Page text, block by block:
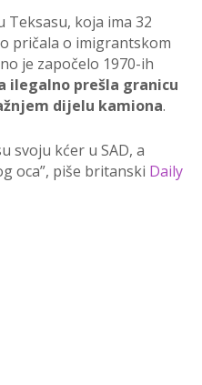
Teksasu, koja ima 32
pričala o imigrantskom
je započelo 1970-ih
ilegalno prešla granicu
dijelu kamiona.
svoju kćer u SAD, a
oca”, piše britanski Daily